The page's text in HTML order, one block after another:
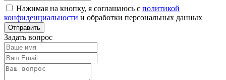
Нажимая на кнопку, я соглашаюсь с политикой
конфиденциальности и обработки персональных данных
Задать вопрос